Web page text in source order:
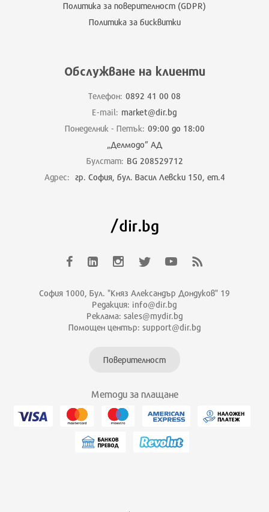
Политика за поверителност (GDPR)
Политика за бисквитки
Обслужване на клиенти
Телефон: 0892 41 00 08
E-mail: market@dir.bg
Понеделник - Петък: 09:00 до 18:00
„Делмодо” АД
Булстат: BG 208529712
Адрес: гр. София, бул. Васил Левски 150, ет.4
София 1000, Бул. "Княз Александър Дондуков" 19
Редакция: info@dir.bg
Реклама: sales@mydir.bg
Помощен център: support@dir.bg
Поверителност
Методи за плащане